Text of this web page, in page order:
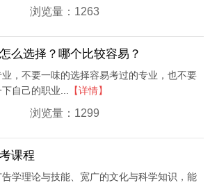
浏览量：1263
么选择？哪个比较容易？
，不要一味的选择容易考过的专业，也不要
自己的职业...
【详情】
浏览量：1299
课程
学理论与技能、宽广的文化与科学知识，能